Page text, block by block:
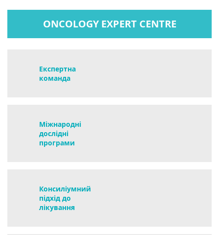
ONCOLOGY EXPERT CENTRE
Експертна
команда
Міжнародні
дослідні
програми
Консиліумний
підхід до
лікування